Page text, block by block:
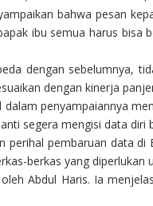
bahwa pesan
ibu semua harus
dengan sebelumnya,
dengan kinerja
dalam penyampaiannya
segera mengisi data
perihal pembaruan data
berkas yang diperlukan
Abdul Haris. Ia